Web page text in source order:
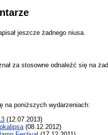
jeszcze żadnego niusa.
za stosowne odnaleźć się na
na poniższych wydarzeniach:
(12.07.2013)
(08.12.2012)